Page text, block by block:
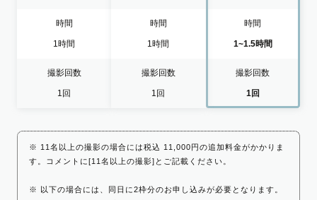
時間
1時間
撮影回数
1回
時間
1時間
撮影回数
1回
時間
1~1.5時間
撮影回数
1回
※ 11名以上の撮影の場合には税込 11,000円の追加料金がかかりま
す。コメントに[11名以上の撮影]とご記載ください。
※ 以下の場合には、同日に2枠分のお申し込みが必要となります。